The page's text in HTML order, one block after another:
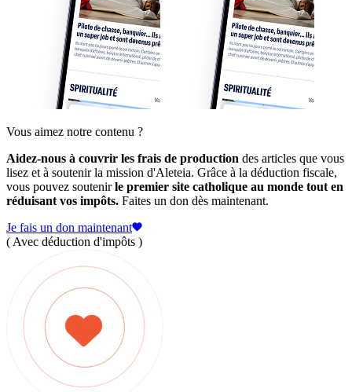
Vous aimez notre contenu ?
Aidez-nous à couvrir les frais de production des articles que vous
lisez et à soutenir la mission d'Aleteia. Grâce à la déduction fiscale,
vous pouvez soutenirle premier site catholique au monde tout en
réduisant vos impôts. Faites un don dès maintenant.
Je fais un don maintenant
( Avec déduction d'impôts )